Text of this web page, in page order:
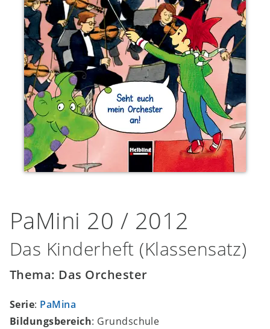
PaMini 20 / 2012
Das Kinderheft (Klassensatz)
Thema: Das Orchester
Serie: PaMina
Bildungsbereich: Grundschule